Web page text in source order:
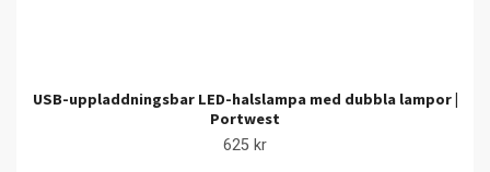
USB-uppladdningsbar LED-halslampa med dubbla lampor |
Portwest
625 kr